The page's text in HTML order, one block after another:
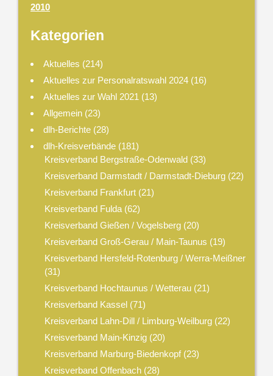
2010
Kategorien
Aktuelles (214)
Aktuelles zur Personalratswahl 2024 (16)
Aktuelles zur Wahl 2021 (13)
Allgemein (23)
dlh-Berichte (28)
dlh-Kreisverbände (181)
Kreisverband Bergstraße-Odenwald(33)
Kreisverband Darmstadt / Darmstadt-Dieburg(22)
Kreisverband Frankfurt(21)
Kreisverband Fulda(62)
Kreisverband Gießen / Vogelsberg(20)
Kreisverband Groß-Gerau / Main-Taunus (19)
Kreisverband Hersfeld-Rotenburg / Werra-Meißner
(31)
Kreisverband Hochtaunus / Wetterau(21)
Kreisverband Kassel(71)
Kreisverband Lahn-Dill / Limburg-Weilburg(22)
Kreisverband Main-Kinzig(20)
Kreisverband Marburg-Biedenkopf(23)
Kreisverband Offenbach(28)